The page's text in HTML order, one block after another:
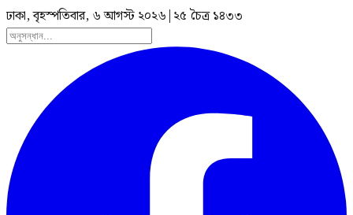
ঢাকা, বৃহস্পতিবার, ৬ আগস্ট ২০২৬ | ২৫ চৈত্র ১৪৩৩